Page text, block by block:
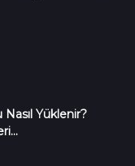
Yüklenir?